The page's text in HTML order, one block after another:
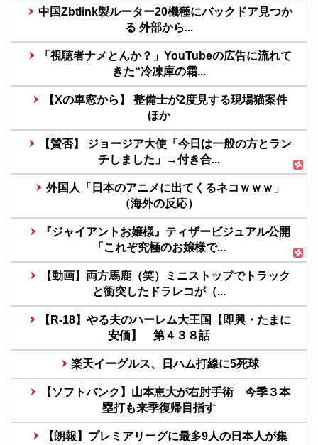
中国Zbtlink製ルーター20機種にバックドア見つか
る 外部から...
「視聴者ナメとんか？」YouTubeの広告に流れて
きた“冷凍庫の霜...
【Xの車窓から】 整備士が2度見する現場猫案件
ほか
【賛否】 ジョージア大使「今日は一般の方とラン
チしました」→付き合...
外国人「日本のアニメに出てくるネコｗｗｗ」
（海外の反応）
『ジャイアントお嬢様』ティザービジュアル公開
「これぞ究極のお嬢様で...
【動画】両方馬鹿（笑）ミニストップでトラック
と衝突したドラレコが（...
【R-18】やる夫のハーレム大王国【即興・たまに
安価】 第４３８話
楽天イーグルス、日ハム打線に5死球
【ソフトバンク】山本恵大が右肘手術 今季３本
塁打も来季復帰目指す
【朗報】プレミアリーグに最多9人の日本人が集